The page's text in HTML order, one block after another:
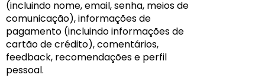
(incluindo nome, email, senha, meios de
comunicação), informações de
pagamento (incluindo informações de
cartão de crédito), comentários,
feedback, recomendações e perfil
pessoal.